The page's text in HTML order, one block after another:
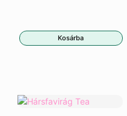
Kosárba